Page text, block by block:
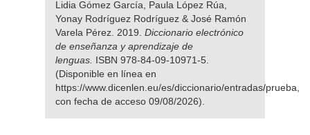
Lidia Gómez García, Paula López Rúa,
Yonay Rodríguez Rodríguez & José Ramón
Varela Pérez. 2019. Diccionario electrónico
de enseñanza y aprendizaje de
lenguas. ISBN 978-84-09-10971-5.
(Disponible en línea en
https://www.dicenlen.eu/es/diccionario/entradas/prueba,
con fecha de acceso 09/08/2026).